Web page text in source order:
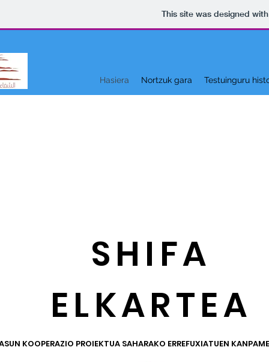
This site was designed
Hasiera Nortzuk gara Testuinguru
SHIFA
ELKARTEA
KOOPERAZIO PROIEKTUA SAHARAKO ERREFUXIATUEN